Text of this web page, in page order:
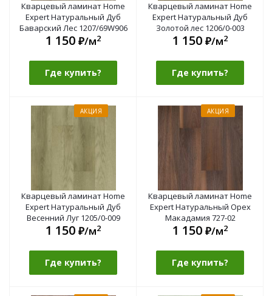
Кварцевый ламинат Home
Expert Натуральный Дуб
Баварский Лес 1207/69W906
1 150 ₽/м2
Где купить?
Кварцевый ламинат Home
Expert Натуральный Дуб
Золотой лес 1206/0-003
1 150 ₽/м2
Где купить?
АКЦИЯ
Кварцевый ламинат Home
Expert Натуральный Дуб
Весенний Луг 1205/0-009
1 150 ₽/м2
Где купить?
АКЦИЯ
Кварцевый ламинат Home
Expert Натуральный Орех
Макадамия 727-02
1 150 ₽/м2
Где купить?